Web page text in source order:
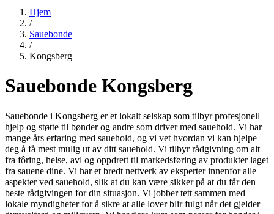
Hjem
/
Sauebonde
/
Kongsberg
Sauebonde Kongsberg
Sauebonde i Kongsberg er et lokalt selskap som tilbyr profesjonell
hjelp og støtte til bønder og andre som driver med sauehold. Vi har
mange års erfaring med sauehold, og vi vet hvordan vi kan hjelpe
deg å få mest mulig ut av ditt sauehold. Vi tilbyr rådgivning om alt
fra fôring, helse, avl og oppdrett til markedsføring av produkter laget
fra sauene dine. Vi har et bredt nettverk av eksperter innenfor alle
aspekter ved sauehold, slik at du kan være sikker på at du får den
beste rådgivingen for din situasjon. Vi jobber tett sammen med
lokale myndigheter for å sikre at alle lover blir fulgt når det gjelder